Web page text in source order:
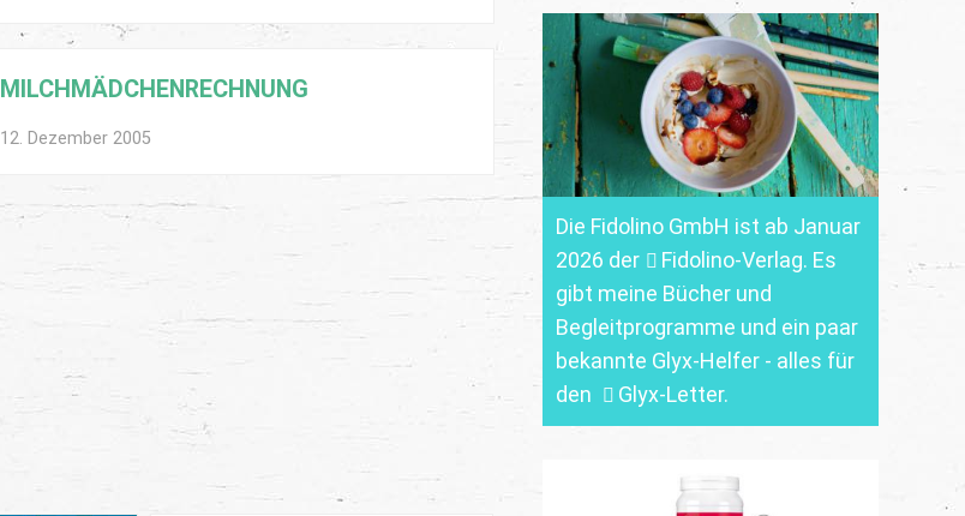
Die Fidolino GmbH ist ab Januar
2026 der
Fidolino-Verlag. Es
gibt meine Bücher und
Begleitprogramme und ein paar
bekannte Glyx-Helfer - alles für
den
Glyx-Letter.
MILCHMÄDCHENRECHNUNG
12. Dezember 2005